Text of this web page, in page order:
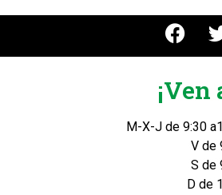
¡Ven
M-X-J de 9:30
V de
S de
D de